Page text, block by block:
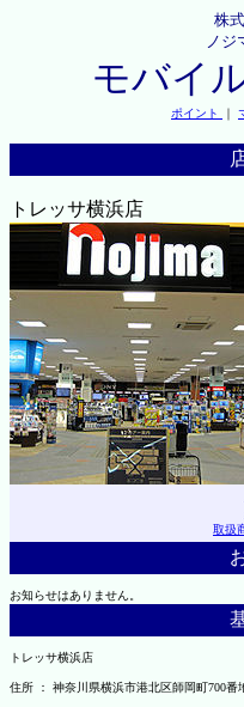
株
ノジ
モバイ
ポイント ｜
トレッサ横浜店
取扱
お知らせはありません。
トレッサ横浜店
住所 ： 神奈川県横浜市港北区師岡町700番